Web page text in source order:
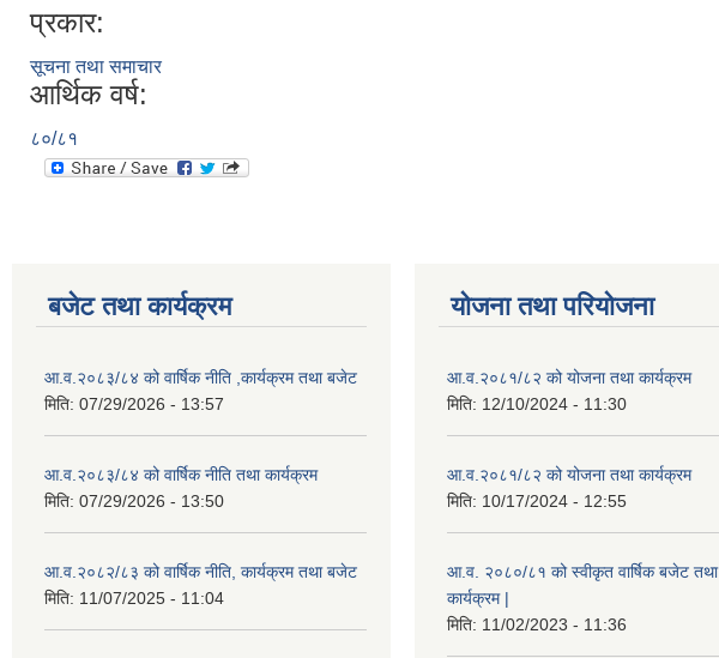
प्रकार:
सूचना तथा समाचार
आर्थिक वर्ष:
८०/८१
बजेट तथा कार्यक्रम
आ.व.२०८३/८४ को वार्षिक नीति ,कार्यक्रम तथा बजेट
मिति: 07/29/2026 - 13:57
आ.व.२०८३/८४ को वार्षिक नीति तथा कार्यक्रम
मिति: 07/29/2026 - 13:50
आ.व.२०८२/८३ को वार्षिक नीति, कार्यक्रम तथा बजेट
मिति: 11/07/2025 - 11:04
योजना तथा परियोजना
आ.व.२०८१/८२ को योजना तथा कार्यक्रम
मिति: 12/10/2024 - 11:30
आ.व.२०८१/८२ को योजना तथा कार्यक्रम
मिति: 10/17/2024 - 12:55
आ.व. २०८०/८१ को स्वीकृत वार्षिक बजेट तथा
कार्यक्रम |
मिति: 11/02/2023 - 11:36